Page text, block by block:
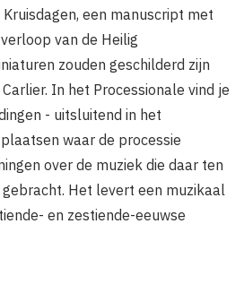
een manuscript met
van de Heilig
zouden geschilderd zijn
In het Processionale vind je
- uitsluitend in het
waar de processie
over de muziek die daar ten
Het levert een muzikaal
en zestiende-eeuwse